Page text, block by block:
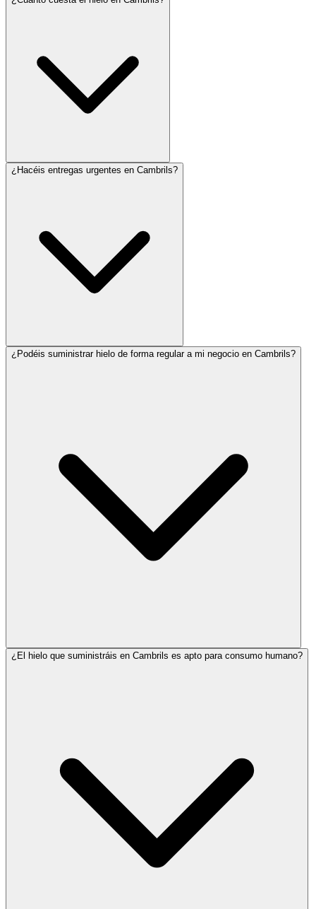
¿Hacéis entregas urgentes en Cambrils?
¿Podéis suministrar hielo de forma regular a mi negocio en Cambrils?
¿El hielo que suministráis en Cambrils es apto para consumo humano?